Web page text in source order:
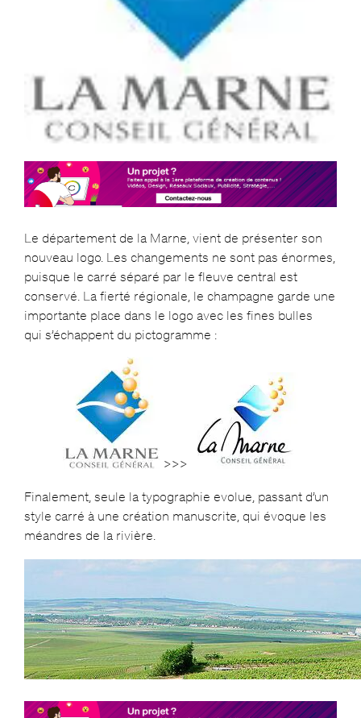
Le département de la Marne, vient de présenter son
nouveau logo. Les changements ne sont pas énormes,
puisque le carré séparé par le fleuve central est
conservé. La fierté régionale, le champagne garde une
importante place dans le logo avec les fines bulles
qui s’échappent du pictogramme :
>>>
Finalement, seule la typographie evolue, passant d’un
style carré à une création manuscrite, qui évoque les
méandres de la rivière.